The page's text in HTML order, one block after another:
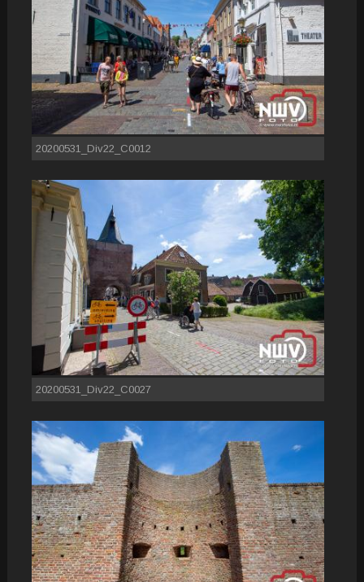
20200531_Div22_C0012
20200531_Div22_C0027